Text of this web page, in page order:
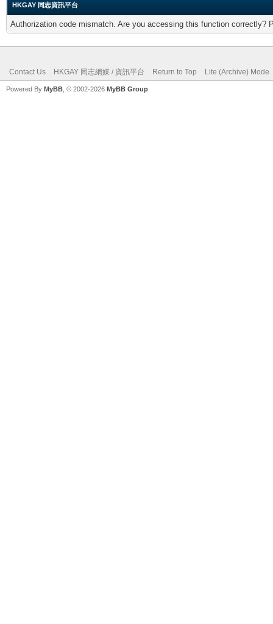
HKGAY 同志資訊平台
Authorization code mismatch. Are you accessing this function correctly?
Contact Us HKGAY 同志網媒 / 資訊平台 Return to Top Lite (Archive) Mode
Powered By MyBB , © 2002-2026 MyBB Group